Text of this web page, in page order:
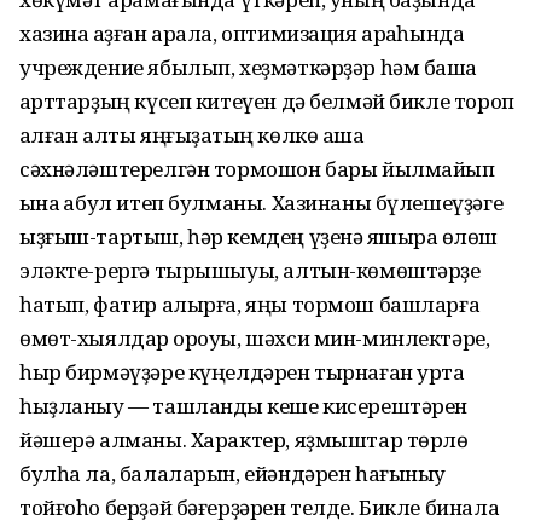
хазина ҡаҙған арала, оптимизация арҡаһында
учреждение ябылып, хеҙмәткәрҙәр һәм башҡа
ҡарттарҙың күсеп китеүен дә белмәй бикле тороп
ҡалған алты яңғыҙаҡтың көлкө аша
сәхнәләштерелгән тормошон бары йылмайып
ҡына ҡабул итеп булманы. Хазинаны бүлешеүҙәге
ыҙғыш-тартыш, һәр кемдең үҙенә яҡшыраҡ өлөш
эләкте-рергә тырышыуы, алтын-көмөштәрҙе
һатып, фатир алырға, яңы тормош башларға
өмөт-хыялдар ҡороуы, шәхси мин-минлектәре,
һыр бирмәүҙәре күңелдәрен тырнаған уртаҡ
һыҙланыу — ташландыҡ кеше кисерештәрен
йәшерә алманы. Характер, яҙмыштар төрлө
булһа ла, балаларын, ейәндәрен һағыныу
тойғоһо берҙәй бәғерҙәрен телде. Бикле бинала